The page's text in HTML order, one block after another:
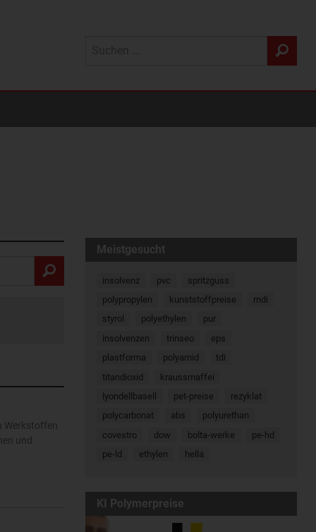
Werkstoffen
und
Meistgesucht
insolvenz pvc
spritzguss
polypropylen
kunststoffpreise
mdi
styrol
polyethylen
pur
insolvenzen
trinseo
eps
plastforma
polyamid
tdi
titandioxid
kraussmaffei
lyondellbasell
pet-preise
rezyklat
polycarbonat
abs
polyurethan
covestro
dow bolta-werke
pe-hd
pe-ld
ethylen hella
KI Polymerpreise